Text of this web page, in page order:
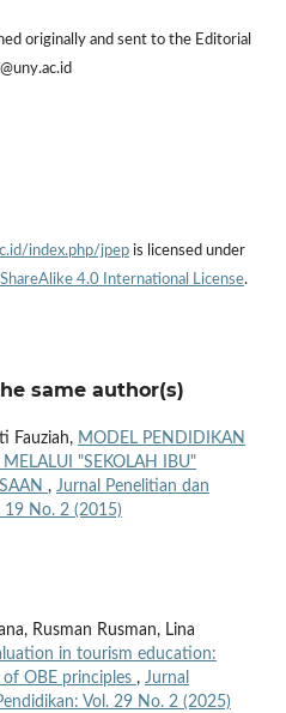
originally and sent to the Editorial
index.php/jpepis licensed under
4.0 International License.
same author(s)
Fauziah, MODEL PENDIDIKAN
"SEKOLAH IBU"
, Jurnal Penelitian dan
19 No. 2 (2015)
Rusman Rusman, Lina
in tourism education:
OBE principles , Jurnal
Vol. 29 No. 2 (2025)